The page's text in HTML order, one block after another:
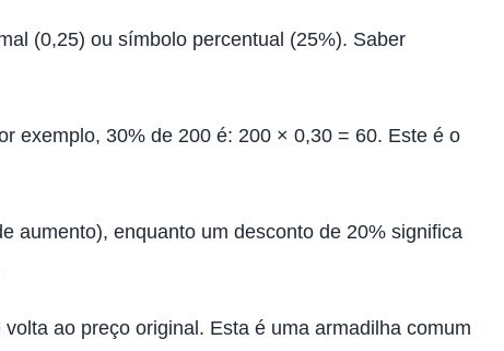
(0,25) ou símbolo percentual (25%). Saber
exemplo, 30% de 200 é: 200 × 0,30 = 60. Este é o
aumento), enquanto um desconto de 20% significa
ao preço original. Esta é uma armadilha comum